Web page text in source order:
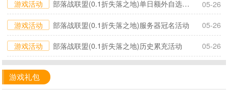
游戏活动 部落战联盟(0.1折失落之地)单日额外自选活动
05-26
游戏活动
部落战联盟(0.1折失落之地)服务器冠名活动
05-26
游戏活动
部落战联盟(0.1折失落之地)历史累充活动 05-26
游戏礼包